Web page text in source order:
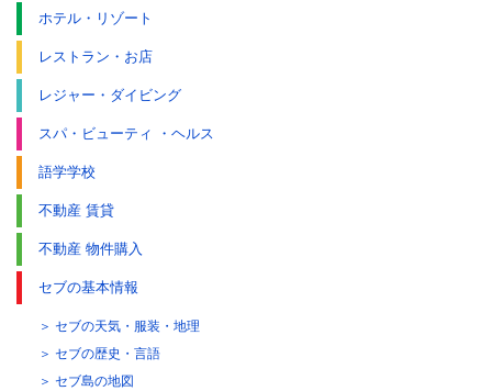
ホテル・リゾート
レストラン・お店
レジャー・ダイビング
スパ・ビューティ ・ヘルス
語学学校
不動産 賃貸
不動産 物件購入
セブの基本情報
セブの天気・服装・地理
セブの歴史・言語
セブ島の地図